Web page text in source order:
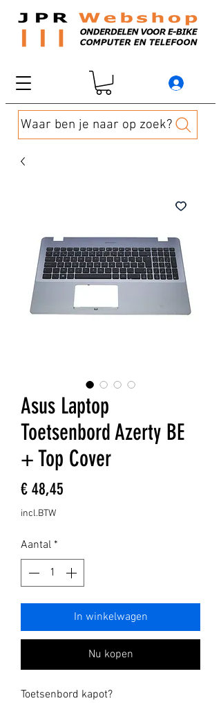
Waar ben je naar op zoek?
Asus Laptop
Toetsenbord Azerty BE
+ Top Cover
€ 48,45
incl.BTW
Aantal *
In winkelwagen
Nu kopen
Toetsenbord kapot?